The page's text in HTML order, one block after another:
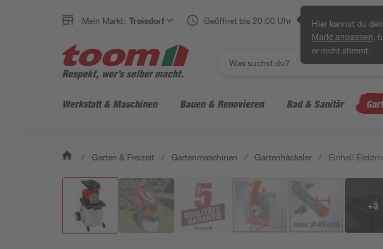
Mein Markt: Troisdorf Geöffnet bis 20:00 Uhr Hier kannst du
Markt anpassen ,
er nicht stimmt.
Werkstatt & Maschinen Bauen & Renovieren Bad & Sanitär
/ Garten & Freizeit / Gartenmaschinen / Gartenhäcksler / Einhell
+3